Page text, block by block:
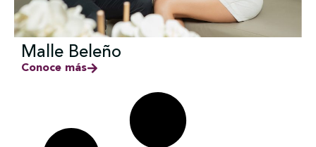
Malle Beleño
Conoce más